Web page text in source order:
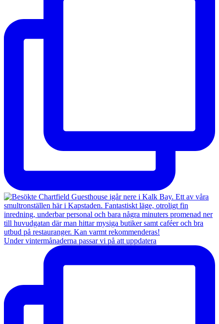
Under vintermånaderna passar vi på att uppdatera